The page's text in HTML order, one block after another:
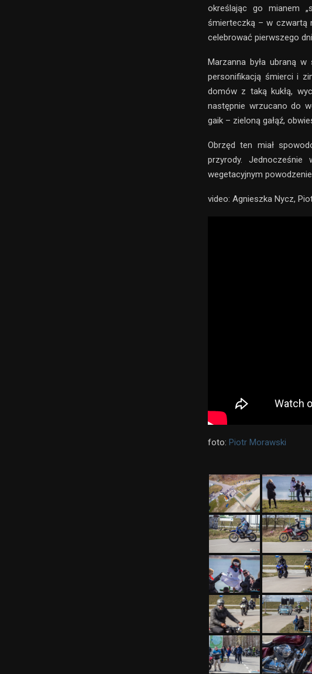
określając go mianem
śmierteczką – w czwartą
celebrować pierwszego
Marzanna była ubraną
personifikacją śmierci i
domów z taką kukłą,
następnie wrzucano do
gaik – zieloną gałąź,
Obrzęd ten miał
przyrody.
wegetacyjnym
video: Agnieszka Nycz,
foto: Piotr Morawski